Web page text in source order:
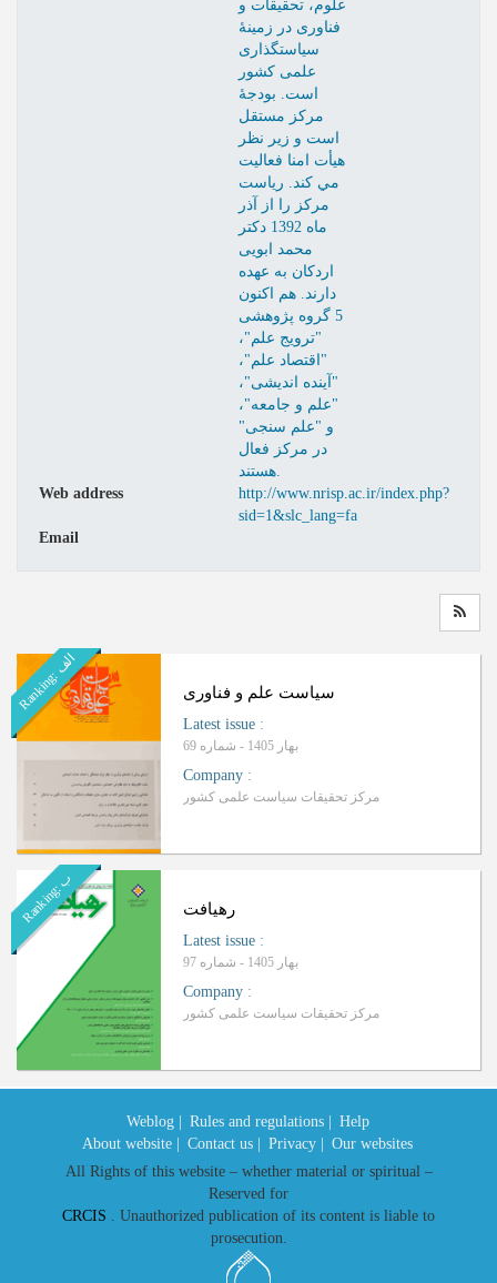
علوم، تحقيقات و
فناوری در زمينۀ
سياستگذاری
علمی کشور
است. بودجۀ
مرکز مستقل
است و زير نظر
هيأت امنا فعاليت
مي­ کند. رياست
مرکز را از آذر
ماه 1392 دکتر
محمد ابويی
اردکان به عهده
دارند. هم اکنون
5 گروه پژوهشی
"ترويج علم"،
"اقتصاد علم"،
"آينده انديشی"،
"علم و جامعه"،
و "علم سنجی"
در مرکز فعال
هستند.
Web address
http://www.nrisp.ac.ir/index.php?
sid=1&slc_lang=fa
Email
R
a
n
k
i
n
g
:
ا
ل
ف
سیاست علم و فناوری
Latest issue :
بهار 1405 - شماره 69
Company :
مرکز تحقیقات سیاست علمی کشور
R
a
n
k
i
n
g
:ب
رهیافت
Latest issue :
بهار 1405 - شماره 97
Company :
مرکز تحقیقات سیاست علمی کشور
Weblog | Rules and regulations |
Help
About website |
Contact us | Privacy |
Our websites
All Rights of this website – whether material or spiritual –
Reserved for
CRCIS . Unauthorized publication of its content is liable to
prosecution.